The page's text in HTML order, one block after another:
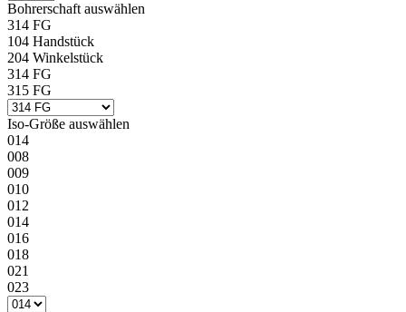
Bohrerschaft auswählen
314 FG
104 Handstück
204 Winkelstück
314 FG
315 FG
Iso-Größe auswählen
014
008
009
010
012
014
016
018
021
023